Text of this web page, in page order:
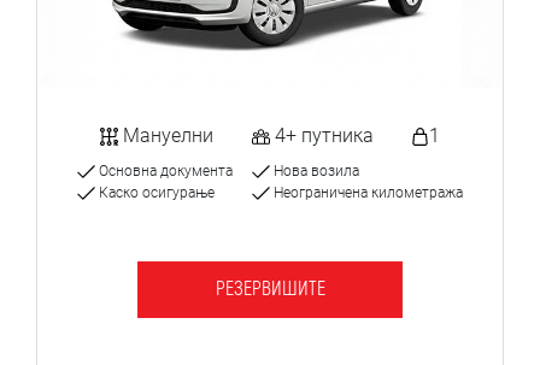
Мануелни 4+ путника 1
Основна документа
Каско осигурање
Нова возила
Неограничена километража
РЕЗЕРВИШИТЕ